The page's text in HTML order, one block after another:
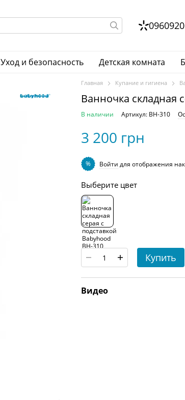
Уход и безопасность Детская комната
Главная Купание и гигиена
Ванночка складная
В наличии Артикул: BH-310
3 200 грн
% Войти для отображения
Выберите цвет
Купить
Видео